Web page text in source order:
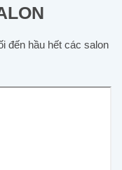
đến hầu hết các salon